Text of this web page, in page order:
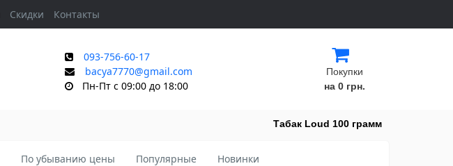
Скидки Контакты
093-756-60-17
bacya7770@gmail.com
Пн-Пт с 09:00 до 18:00
Покупки
на 0 грн.
Табак Loud 100 грамм
По убыванию цены Популярные Новинки